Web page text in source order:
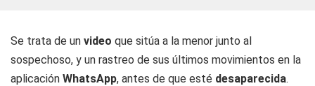
Se trata de un video que sitúa a la menor junto al
sospechoso, y un rastreo de sus últimos movimientos en la
aplicación WhatsApp, antes de que esté desaparecida.